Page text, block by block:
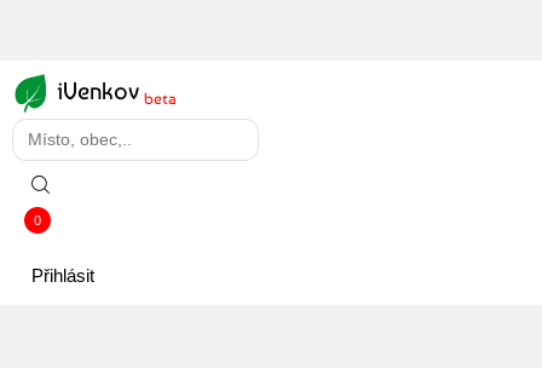
iVenkov beta
0
Přihlásit